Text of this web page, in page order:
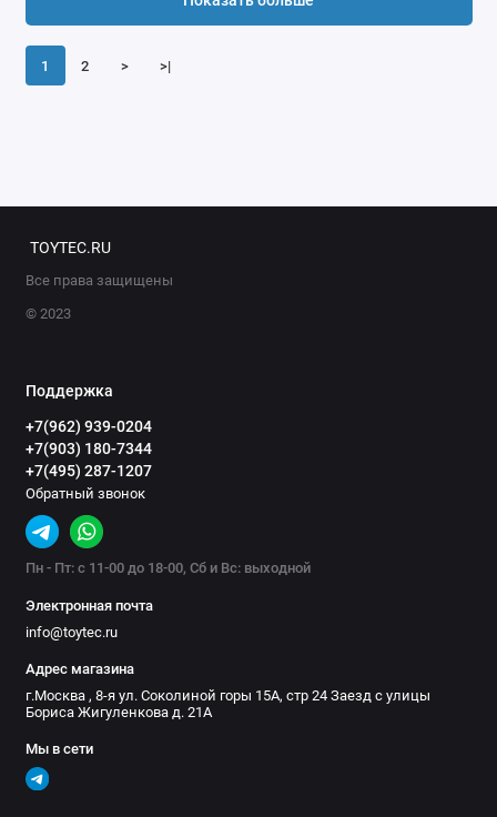
1 2 > >|
TOYTEC.RU
Все права защищены
© 2023
Поддержка
+7(962) 939-0204
+7(903) 180-7344
+7(495) 287-1207
Обратный звонок
Пн - Пт: с 11-00 до 18-00, Сб и Вс: выходной
Электронная почта
info@toytec.ru
Адрес магазина
г.Москва , 8-я ул. Соколиной горы 15А, стр 24 Заезд с улицы
Бориса Жигуленкова д. 21А
Мы в сети